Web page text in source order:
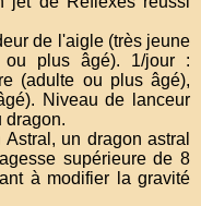
de l'aigle (très jeune
ou plus âgé). 1/jour :
(adulte ou plus âgé),
Niveau de lanceur
dragon.
un dragon astral
supérieure de 8
à modifier la gravité